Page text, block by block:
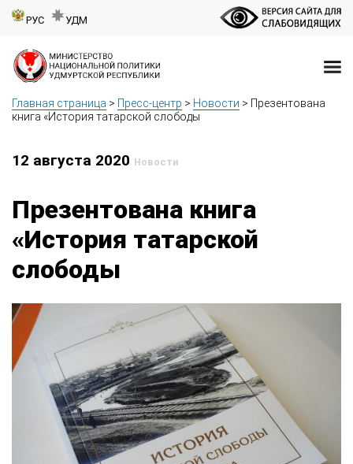
РУС УДМ
Главная страница > Пресс-центр > Новости > Презентована
книга «История татарской слободы
12 августа 2020 Новости
Презентована книга
«История татарской
слободы